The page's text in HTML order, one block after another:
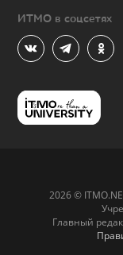
ИТМО в соцсетях
2026 ©
Главный